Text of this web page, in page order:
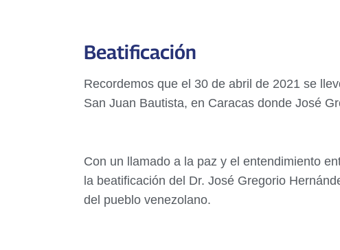
Beatificación
Recordemos que el 30 de abril de 2021 se
San Juan Bautista, en Caracas donde José
Con un llamado a la paz y el entendimiento
la beatificación del Dr. José Gregorio
del pueblo venezolano.